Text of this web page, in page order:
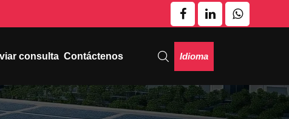
consulta Contáctenos Idioma